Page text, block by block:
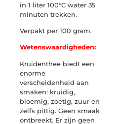
in 1 liter 100°C water 35
minuten trekken.
Verpakt per 100 gram.
Wetenswaardigheden:
Kruidenthee biedt een
enorme
verscheidenheid aan
smaken: kruidig,
bloemig, zoetig, zuur en
zelfs pittig. Geen smaak
ontbreekt. Er zijn geen